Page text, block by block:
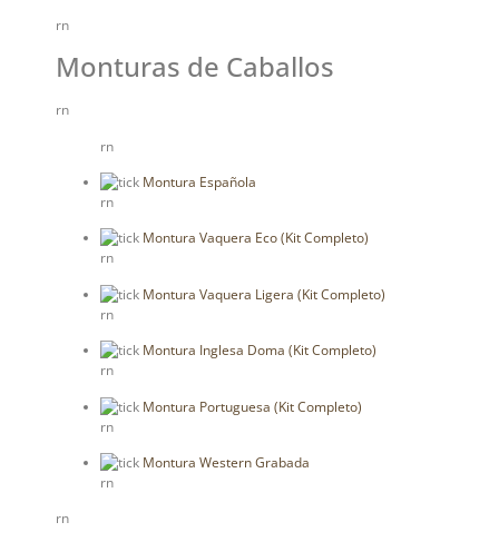
rn
Monturas de Caballos
rn
rn
Montura Española
rn
Montura Vaquera Eco (Kit Completo)
rn
Montura Vaquera Ligera (Kit Completo)
rn
Montura Inglesa Doma (Kit Completo)
rn
Montura Portuguesa (Kit Completo)
rn
Montura Western Grabada
rn
rn